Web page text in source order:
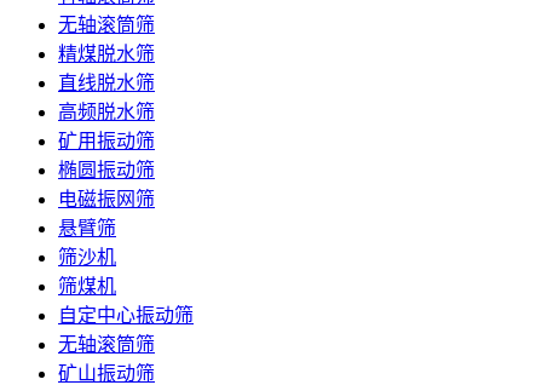
无轴滚筒筛
精煤脱水筛
直线脱水筛
高频脱水筛
矿用振动筛
椭圆振动筛
电磁振网筛
悬臂筛
筛沙机
筛煤机
自定中心振动筛
无轴滚筒筛
矿山振动筛